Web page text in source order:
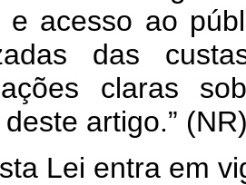
e acesso ao
das
claras
deste artigo.”
Lei entra em